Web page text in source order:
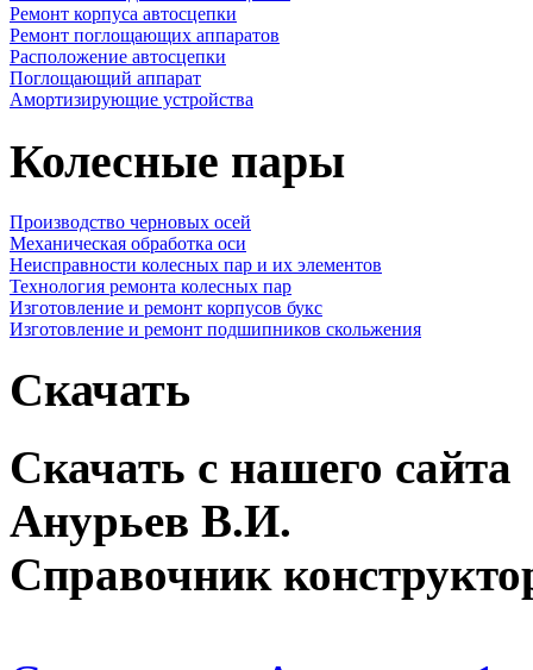
Ремонт корпуса автосцепки
Ремонт поглощающих аппаратов
Расположение автосцепки
Поглощающий аппарат
Амортизирующие устройства
Колесные пары
Производство черновых осей
Механическая обработка оси
Неисправности колесных пар и их элементов
Технология ремонта колесных пар
Изготовление и ремонт корпусов букс
Изготовление и ремонт подшипников скольжения
Скачать
Скачать с нашего сайта
Анурьев В.И.
Справочник